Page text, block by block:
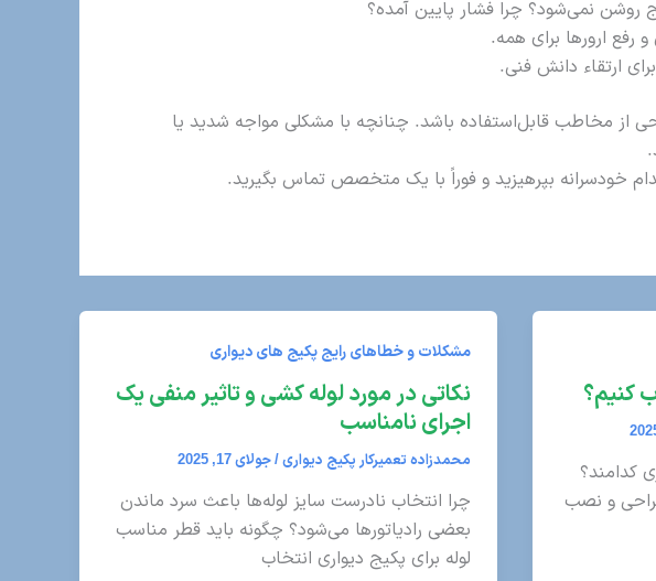
روشن نمی‌شود؟ چرا فشار پایین آمده؟
ارورها برای همه.
ارتقاء دانش فنی.
از مخاطب قابل‌استفاده باشد. چنانچه با مشکلی مواجه شدید یا
خودسرانه بپرهیزید و فوراً با یک متخصص تماس بگیرید.
کنیم؟
کدامند؟
و نصب
مشکلات و خطاهای رایج پکیج های دیواری
نکاتی در مورد لوله کشی و تاثیر منفی یک
اجرای نامناسب
محمدزاده تعمیرکار پکیج دیواری/جولای 17, 2025
چرا انتخاب نادرست سایز لوله‌ها باعث سرد ماندن
بعضی رادیاتورها می‌شود؟ چگونه باید قطر مناسب
لوله برای پکیج دیواری انتخاب